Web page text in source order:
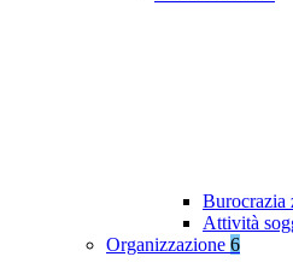
Burocrazia
Attività
Organizzazione 6